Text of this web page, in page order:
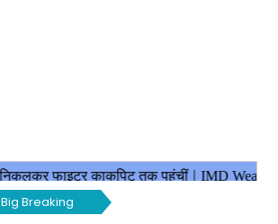
Big Breaking